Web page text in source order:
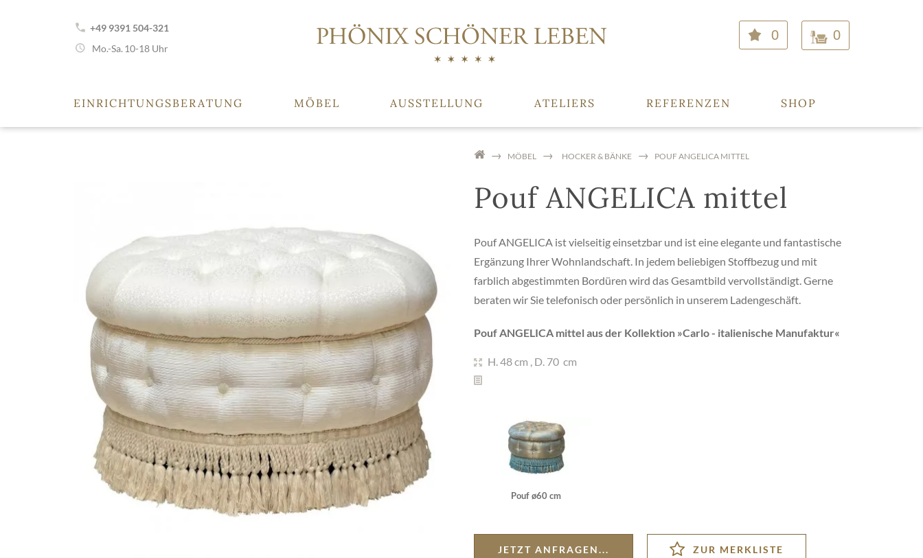
+49 9391 504-321
Mo.-Sa. 10-18 Uhr
0
0
EINRICHTUNGSBERATUNG MÖBEL AUSSTELLUNG ATELIERS REFERENZEN SHOP
MÖBEL HOCKER & BÄNKE POUF ANGELICA MITTEL
Pouf ANGELICA mittel
Pouf ANGELICA ist vielseitig einsetzbar und ist eine elegante und fantastische
Ergänzung Ihrer Wohnlandschaft. In jedem beliebigen Stoffbezug und mit
farblich abgestimmten Bordüren wird das Gesamtbild vervollständigt. Gerne
beraten wir Sie telefonisch oder persönlich in unserem Ladengeschäft.
Pouf ANGELICA mittel aus der Kollektion »Carlo - italienische Manufaktur«
H. 48 cm , D. 70 cm
Pouf ø60 cm
JETZT ANFRAGEN...